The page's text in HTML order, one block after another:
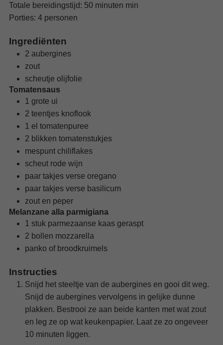
Totale bereidingstijd: 50 minuten min
Porties: 4 personen
Ingrediënten
2 aubergines
zout
scheutje olijfolie
Tomatensaus
1 grote ui
2 teentjes knoflook
1 el tomatenpuree
2 blikken tomatenstukjes
mespunt chiliflakes
scheut rode wijn
paar takjes verse oregano
paar takjes verse basilicum
zout en peper
Melanzane alla parmigiana
1 stuk parmezaanse kaas geraspt
2 bollen mozzarella
panko of broodkruimels
Instructies
Snijd het steeltje van de aubergines en gooi dit weg.
Snijd de aubergines vervolgens in gelijke dunne
plakken. Bestrooi ze aan beide kanten met wat zout
en leg ze op wat keukenpapier. Laat ze zo ongeveer
10 minuten liggen.